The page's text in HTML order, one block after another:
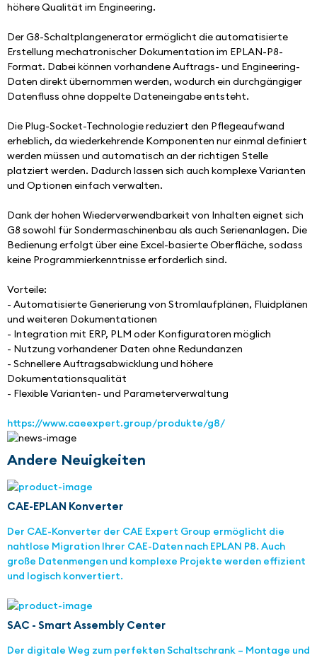
höhere Qualität im Engineering.
Der G8-Schaltplangenerator ermöglicht die automatisierte
Erstellung mechatronischer Dokumentation im EPLAN-P8-
Format. Dabei können vorhandene Auftrags- und Engineering-
Daten direkt übernommen werden, wodurch ein durchgängiger
Datenfluss ohne doppelte Dateneingabe entsteht.
Die Plug-Socket-Technologie reduziert den Pflegeaufwand
erheblich, da wiederkehrende Komponenten nur einmal definiert
werden müssen und automatisch an der richtigen Stelle
platziert werden. Dadurch lassen sich auch komplexe Varianten
und Optionen einfach verwalten.
Dank der hohen Wiederverwendbarkeit von Inhalten eignet sich
G8 sowohl für Sondermaschinenbau als auch Serienanlagen. Die
Bedienung erfolgt über eine Excel-basierte Oberfläche, sodass
keine Programmierkenntnisse erforderlich sind.
Vorteile:
- Automatisierte Generierung von Stromlaufplänen, Fluidplänen
und weiteren Dokumentationen
- Integration mit ERP, PLM oder Konfiguratoren möglich
- Nutzung vorhandener Daten ohne Redundanzen
- Schnellere Auftragsabwicklung und höhere
Dokumentationsqualität
- Flexible Varianten- und Parameterverwaltung
https://www.caeexpert.group/produkte/g8/
Andere Neuigkeiten
CAE-EPLAN Konverter
Der CAE-Konverter der CAE Expert Group ermöglicht die
nahtlose Migration Ihrer CAE-Daten nach EPLAN P8. Auch
große Datenmengen und komplexe Projekte werden effizient
und logisch konvertiert.
SAC - Smart Assembly Center
Der digitale Weg zum perfekten Schaltschrank – Montage und